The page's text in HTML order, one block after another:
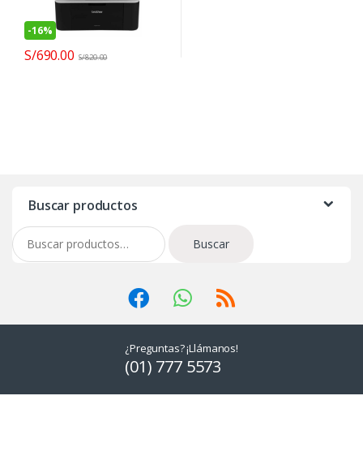
-16%
S/690.00 S/820.00
Buscar productos
Buscar por:
Buscar
¿Preguntas? ¡Llámanos!
(01) 777 5573